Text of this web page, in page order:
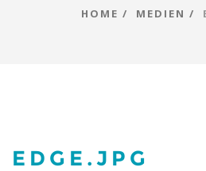
HOME MEDIEN
EDGE.JPG